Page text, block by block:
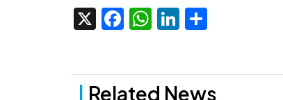
X Facebook
WhatsApp
LinkedIn
Related News